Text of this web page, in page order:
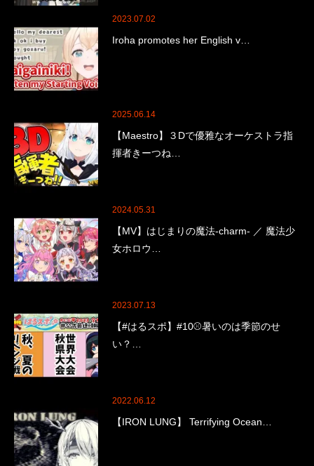
2023.07.02
Iroha promotes her English v…
2025.06.14
【Maestro】３Dで優雅なオーケストラ指
揮者きーつね…
2024.05.31
【MV】はじまりの魔法-charm- ／ 魔法少
女ホロウ…
2023.07.13
【#はるスポ】#10⚾暑いのは季節のせ
い？…
2022.06.12
【IRON LUNG】 Terrifying Ocean…